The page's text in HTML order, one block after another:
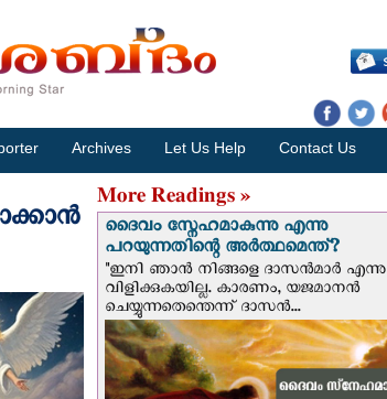
Archives Let Us Help Contact Us
More Readings »
ദൈവം സ്നേഹമാകുന്നു എന്നു
പറയുന്നതിന്റെ അർത്ഥമെന്ത്?
"ഇനി ഞാന്‍ നിങ്ങളെ ദാസന്‍മാര്‍ എന്നു
വിളിക്കുകയില്ല. കാരണം, യജമാനന്‍
ചെയ്യുന്നതെന്തെന്ന് ദാസന്‍...